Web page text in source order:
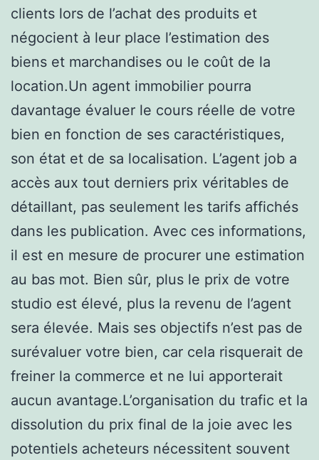
clients lors de l’achat des produits et
négocient à leur place l’estimation des
biens et marchandises ou le coût de la
location.Un agent immobilier pourra
davantage évaluer le cours réelle de votre
bien en fonction de ses caractéristiques,
son état et de sa localisation. L’agent job a
accès aux tout derniers prix véritables de
détaillant, pas seulement les tarifs affichés
dans les publication. Avec ces informations,
il est en mesure de procurer une estimation
au bas mot. Bien sûr, plus le prix de votre
studio est élevé, plus la revenu de l’agent
sera élevée. Mais ses objectifs n’est pas de
surévaluer votre bien, car cela risquerait de
freiner la commerce et ne lui apporterait
aucun avantage.L’organisation du trafic et la
dissolution du prix final de la joie avec les
potentiels acheteurs nécessitent souvent